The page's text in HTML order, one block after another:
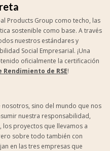
Products Group como techo, las
sostenible como base. A través
nuestros estándares y
Social Empresarial. ¡Una
oficialmente la certificación
Rendimiento de RSE!
sino del mundo que nos
nuestra responsabilidad,
proyectos que llevamos a
sobre todo también con
en las tres empresas que